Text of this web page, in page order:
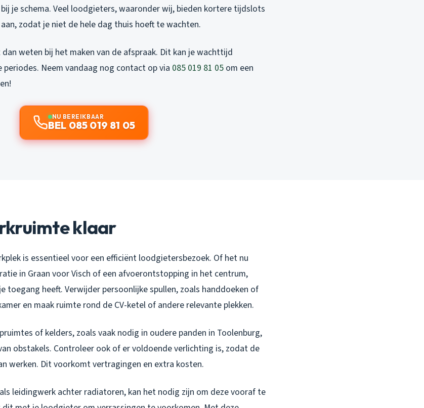
je schema. Veel loodgieters, waaronder wij, bieden kortere tijdslots
zodat je niet de hele dag thuis hoeft te wachten.
weten bij het maken van de afspraak. Dit kan je wachttijd
Neem vandaag nog contact op via 085 019 81 05 om een
NU BEREIKBAAR
BEL 085 019 81 05
klaar
is essentieel voor een efficiënt loodgietersbezoek. Of het nu
in Graan voor Visch of een afvoerontstopping in het centrum,
toegang heeft. Verwijder persoonlijke spullen, zoals handdoeken of
en maak ruimte rond de CV-ketel of andere relevante plekken.
of kelders, zoals vaak nodig in oudere panden in Toolenburg,
obstakels. Controleer ook of er voldoende verlichting is, zodat de
werken. Dit voorkomt vertragingen en extra kosten.
leidingwerk achter radiatoren, kan het nodig zijn om deze vooraf te